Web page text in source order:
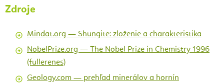
Zdroje
Mindat.org — Shungite: zloženie a charakteristika
NobelPrize.org — The Nobel Prize in Chemistry 1996
(fullerenes)
Geology.com — prehľad minerálov a hornín